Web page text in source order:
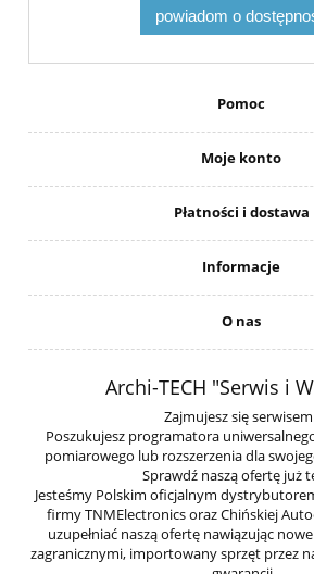
powiadom o
Pomoc
Moje konto
Płatności i dostawa
Informacje
O nas
Archi-TECH "Serwis i
Zajmujesz się
Poszukujesz programatora
pomiarowego lub rozszerzenia dla
Sprawdź naszą ofertę już
Jesteśmy Polskim oficjalnym
firmy TNMElectronics oraz Chińskiej
uzupełniać naszą ofertę nawiązując
zagranicznymi, importowany sprzęt przez